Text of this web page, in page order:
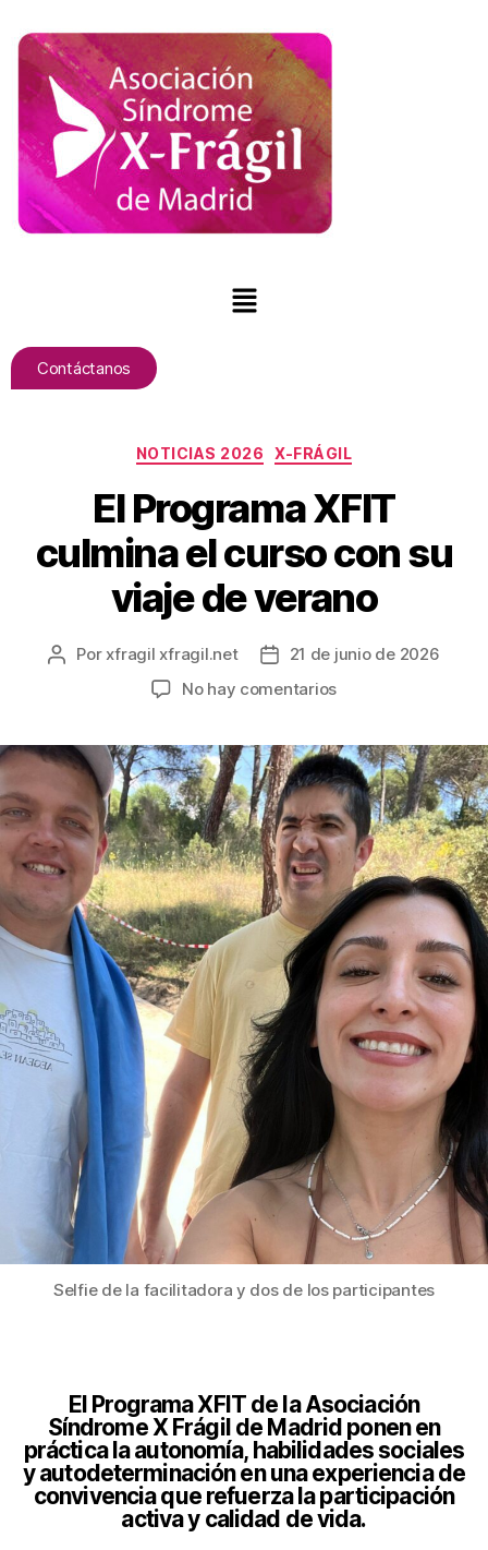
Contáctanos
NOTICIAS 2026 X-FRÁGIL
El Programa XFIT
culmina el curso con su
viaje de verano
Porxfragil xfragil.net
21 de junio de 2026
No hay comentarios
Selfie de la facilitadora y dos de los participantes
El Programa XFIT de la Asociación
Síndrome X Frágil de Madrid ponen en
práctica la autonomía, habilidades sociales
y autodeterminación en una experiencia de
convivencia que refuerza la participación
activa y calidad de vida.